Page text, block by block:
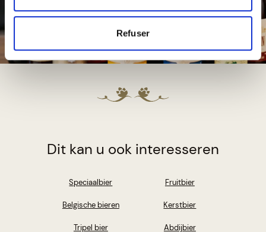
Refuser
Dit kan u ook interesseren
Speciaalbier
Belgische bieren
Tripel bier
Fruitbier
Kerstbier
Abdijbier